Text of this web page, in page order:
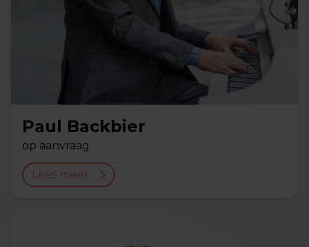
Paul Backbier
op aanvraag
Lees meer